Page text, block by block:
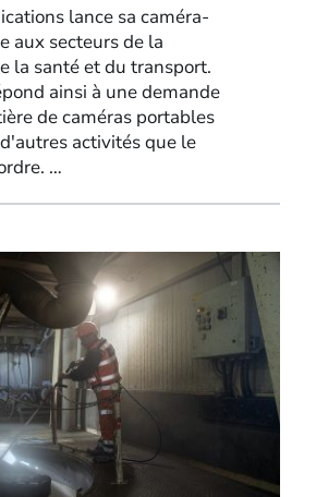
lance sa caméra-
aux secteurs de la
la santé et du transport.
ainsi à une demande
de caméras portables
activités que le
…